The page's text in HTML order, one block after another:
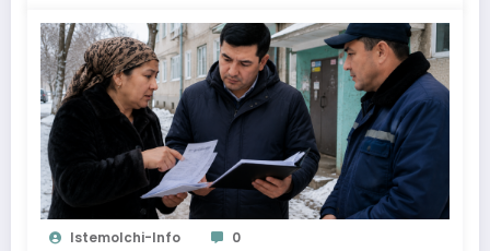
Istemolchi-Info 0